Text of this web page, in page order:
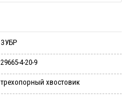
ЗУБР
29665-4-20-9
трехопорный хвостовик